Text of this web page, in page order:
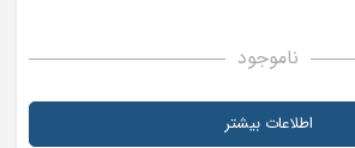
ناموجود
اطلاعات بیشتر